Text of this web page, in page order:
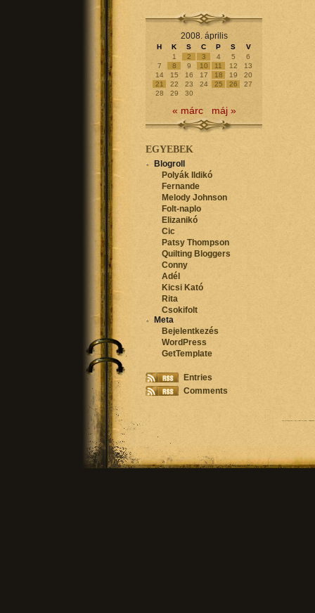
2008. április
H K S C P S
V
1
2 3 4 5
6
7
8 9 10 11 12
13
14
15 16 17 18 19
20
21
22 23 24 25 26
27
28
29 30
« márc máj »
EGYEBEK
Blogroll
Polyák Ildikó
Fernande
Melody Johnson
Folt-naplo
Elizanikó
Cic
Patsy Thompson
Quilting Bloggers
Conny
Adél
Kicsi Kató
Rita
Csokifolt
Meta
Bejelentkezés
WordPress
GetTemplate
Entries
Comments